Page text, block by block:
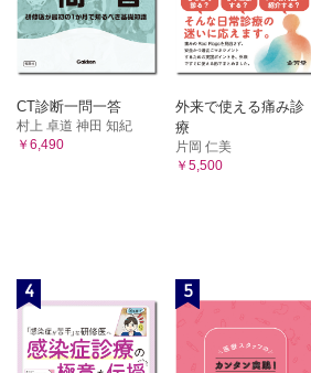
CT診断一問一答
村上 卓道 神田 知紀
￥6,490
外来で使える痛み診
療
片岡 仁美
￥5,500
4 5